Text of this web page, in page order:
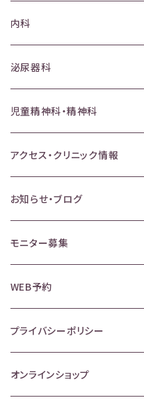
内科
泌尿器科
児童精神科・精神科
アクセス・クリニック情報
お知らせ・ブログ
モニター募集
WEB予約
プライバシーポリシー
オンラインショップ